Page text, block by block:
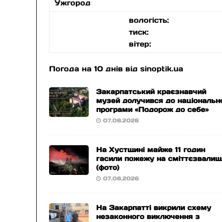
Ужгород
вологість:
тиск:
вітер:
Погода на 10 днів відsinoptik.ua
Закарпатський краєзнавчий
музей долучився до
програми «Подорож до себе»
07.08.2026
На Хустщині майже 11 годин
гасили пожежу на
(фото)
07.08.2026
На Закарпатті викрили схему
незаконного виключення з